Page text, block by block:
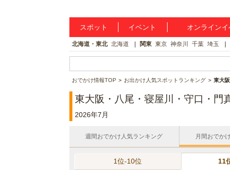
スポット イベント オンラインイ
北海道・東北 北海道 関東 東京 神奈川 千葉 埼玉
おでかけ情報TOP お出かけ人気スポットランキング 東大
東大阪・八尾・寝屋川・守口・門
2026年7月
週間おでかけ人気ランキング 月間おでか
1位-10位 11